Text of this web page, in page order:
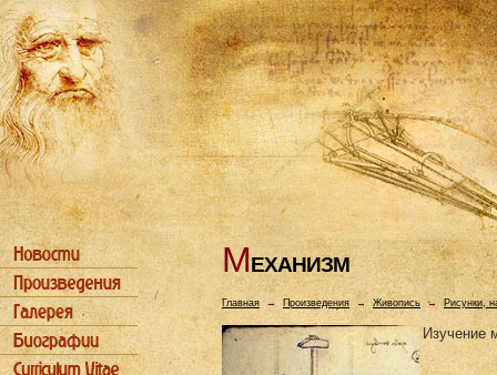
МЕХАHИЗМ
Главная→ Произведения → Живопись → Рисунки,
Изучение